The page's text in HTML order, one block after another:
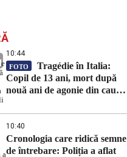
10:44
FOTO
Tragédie în Italia:
Copil de 13 ani, mort după
nouă ani de agonie din cauza
10:40
Cronologia care ridică semne
de întrebare: Poliția a aflat